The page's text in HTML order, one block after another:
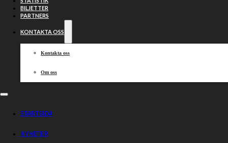
BILJETTER
PARTNERS
KONTAKTA OSS
Kontakta oss
Om oss
STARTSIDA
NYHETER
Länsderby i